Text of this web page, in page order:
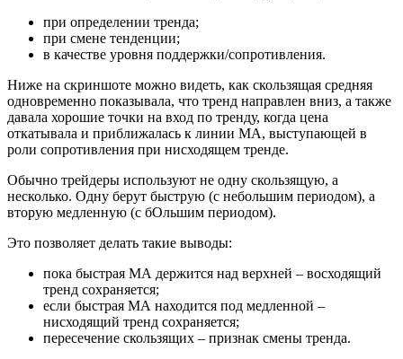
при определении тренда;
при смене тенденции;
в качестве уровня поддержки/сопротивления.
Ниже на скриншоте можно видеть, как скользящая средняя
одновременно показывала, что тренд направлен вниз, а также
давала хорошие точки на вход по тренду, когда цена
откатывала и приближалась к линии МА, выступающей в
роли сопротивления при нисходящем тренде.
Обычно трейдеры используют не одну скользящую, а
несколько. Одну берут быструю (с небольшим периодом), а
вторую медленную (с бОльшим периодом).
Это позволяет делать такие выводы:
пока быстрая МА держится над верхней – восходящий
тренд сохраняется;
если быстрая МА находится под медленной –
нисходящий тренд сохраняется;
пересечение скользящих – признак смены тренда.